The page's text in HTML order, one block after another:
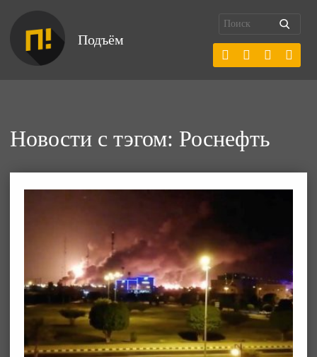
Подъём
Новости с тэгом: Роснефть